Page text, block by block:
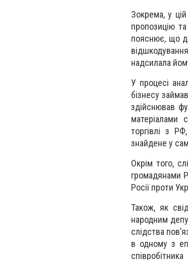
Зокрема, у
пропозицію
пояснює, що
надсилала
У процесі
бізнесу
здійснював
матеріалами
торгівлі з
знайдене у
Окрім того,
громадянами
Росії проти
Також, як
народним
слідства
в одному з